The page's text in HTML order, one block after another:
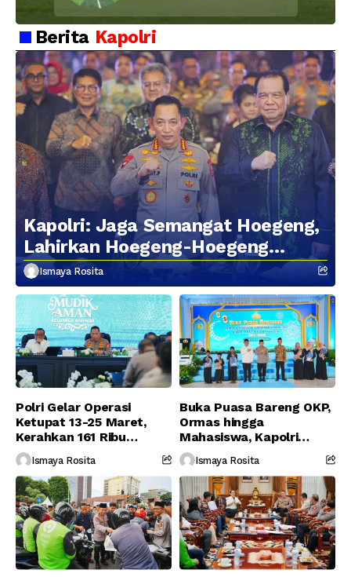
Kebersamaan Personel
Berita Kapolri
Kapolri: Jaga Semangat Hoegeng,
Lahirkan Hoegeng-Hoegeng
Berikutnya
Ismaya Rosita
Polri Gelar Operasi
Ketupat 13-25 Maret,
Kerahkan 161 Ribu
Personel Gabungan
Ismaya Rosita
Buka Puasa Bareng OKP,
Ormas hingga
Mahasiswa, Kapolri
Serukan Jaga
Persatuan-Dukung
Program Pemerintah
Ismaya Rosita